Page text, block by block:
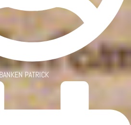
BANKEN PATRICK